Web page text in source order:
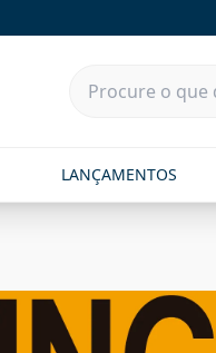
LANÇAMENTOS